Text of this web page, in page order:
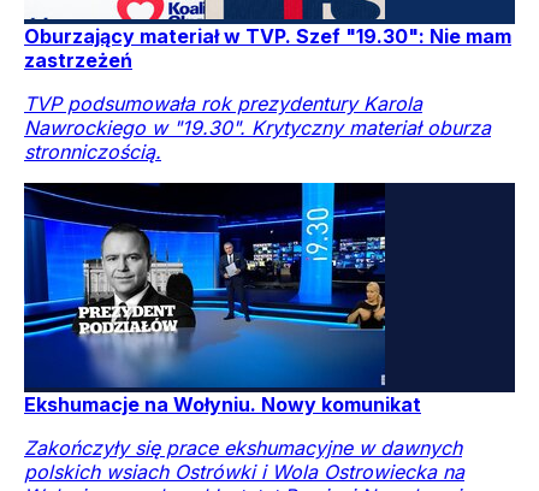
Oburzający materiał w TVP. Szef "19.30": Nie mam
zastrzeżeń
TVP podsumowała rok prezydentury Karola
Nawrockiego w "19.30". Krytyczny materiał oburza
stronniczością.
Ekshumacje na Wołyniu. Nowy komunikat
Zakończyły się prace ekshumacyjne w dawnych
polskich wsiach Ostrówki i Wola Ostrowiecka na